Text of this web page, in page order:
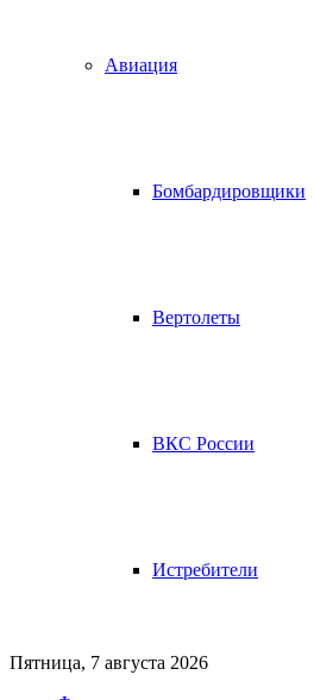
Авиация
Бомбардировщики
Вертолеты
ВКС России
Истребители
Пятница, 7 августа 2026